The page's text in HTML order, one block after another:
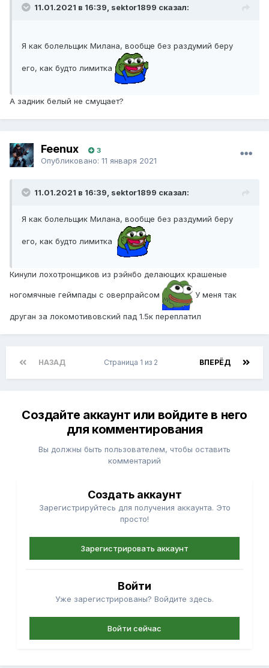
11.01.2021 в 16:39, sektor1899 сказал:
Я как болельщик Милана, вообще без раздумий беру
его, как будто лимитка
А задник белый не смущает?
Feenux 3
Опубликовано: 11 января 2021
11.01.2021 в 16:39, sektor1899 сказал:
Я как болельщик Милана, вообще без раздумий беру
его, как будто лимитка
Кинули лохотронщиков из рэйнбо делающих крашеные
ногомячные геймпады с оверпрайсом У меня так
друган за локомотивовский пад 1.5к переплатил
НАЗАД ВПЕРЁД
Страница 1 из 2
Создайте аккаунт или войдите в него
для комментирования
Вы должны быть пользователем, чтобы оставить
комментарий
Создать аккаунт
Зарегистрируйтесь для получения аккаунта. Это
просто!
Зарегистрировать аккаунт
Войти
Уже зарегистрированы? Войдите здесь.
Войти сейчас